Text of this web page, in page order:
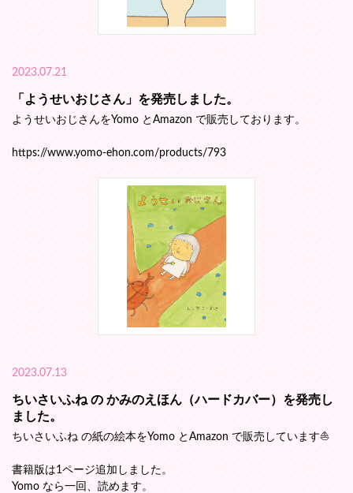
2023.07.21
「ようせいおじさん」を発売しました。
ようせいおじさんをYomo とAmazon で販売しております。
https://www.yomo-ehon.com/products/793
2023.07.13
ちいさいふね の かみのえほん（ハードカバー）を発売し
ました。
ちいさいふね の紙の絵本をYomo とAmazon で販売しています⛵️
書籍版は1ページ追加しました。
Yomo なら一回、読めます。